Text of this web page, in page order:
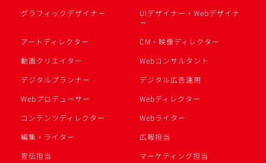
グラフィックデザイナー
UIデザイナー・Webデザイナ
ー
アートディレクター
CM・映像ディレクター
動画クリエイター
Webコンサルタント
デジタルプランナー
デジタル広告運用
Webプロデューサー
Webディレクター
コンテンツディレクター
Webライター
編集・ライター
広報担当
宣伝担当
マーケティング担当